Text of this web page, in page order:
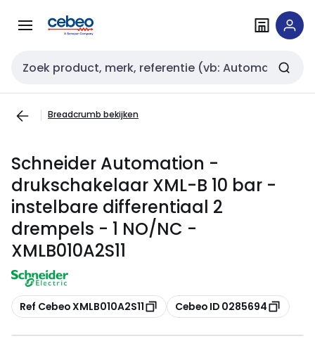
naar
naar
Zoekveld invoer
Breadcrumb bekijken
Schneider Automation -
drukschakelaar XML-B 10 bar -
instelbare differentiaal 2
drempels - 1 NO/NC -
XMLB010A2S11
Kopiëren
Ref Cebeo XMLB010A2S11 Kopiëren
Cebeo ID 0285694